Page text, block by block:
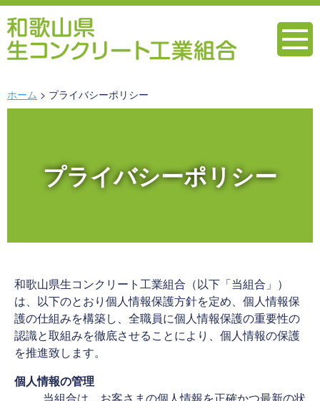
ホーム プライバシーポリシー
プライバシーポリシー
和歌山県生コンクリート工業組合（以下「当組合」）
は、以下のとおり個人情報保護方針を定め、個人情報保
護の仕組みを構築し、全職員に個人情報保護の重要性の
認識と取組みを徹底させることにより、個人情報の保護
を推進致します。
個人情報の管理